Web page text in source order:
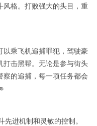
风格。打败强大的头目，重
以乘飞机追捕罪犯，驾驶豪
打击黑帮。无论是参与街头
的追捕，每一项任务都会
进机制和灵敏的控制。